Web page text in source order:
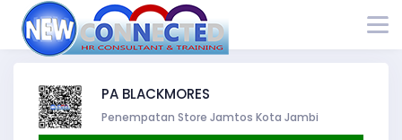
PA BLACKMORES
Penempatan Store Jamtos Kota Jambi